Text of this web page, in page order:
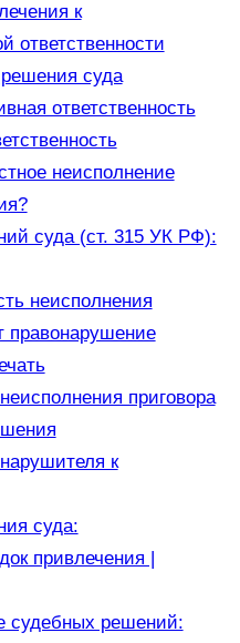
к
ответственности
суда
ответственность
неисполнение
суда (ст. 315 УК РФ):
неисполнения
правонарушение
приговора
к
суда:
привлечения |
судебных решений: